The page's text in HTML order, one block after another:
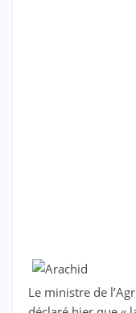
Le ministre de